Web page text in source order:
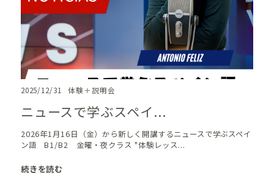
2025/12/31 体験＋説明会
ニュースで学ぶスペイ...
2026年1月16日（金）から新しく開講するニュースで学ぶスペイ
ン語 B1/B2 金曜・夜クラス "体験レッス...
続きを読む